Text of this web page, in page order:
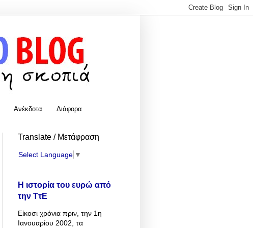
Ανέκδοτα Διάφορα
Translate / Μετάφραση
Select Language ▼
Η ιστορία του ευρώ από
την ΤτΕ
Είκοσι χρόνια πριν, την 1η
Ιανουαρίου 2002, τα